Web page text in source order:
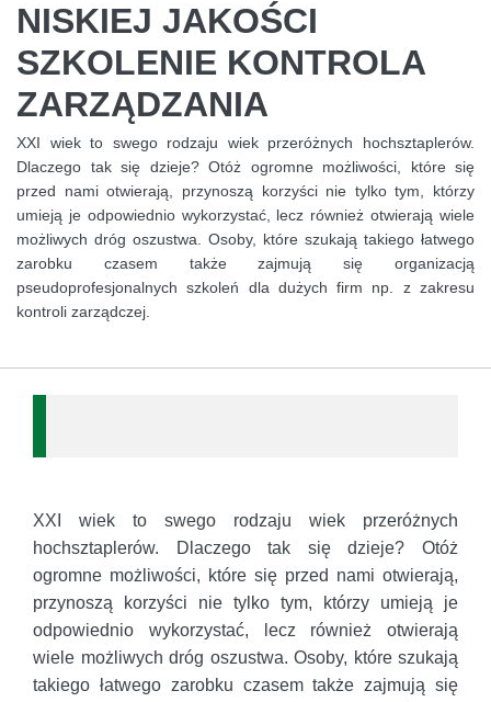
NISKIEJ JAKOŚCI
SZKOLENIE KONTROLA
ZARZĄDZANIA
XXI wiek to swego rodzaju wiek przeróżnych hochsztaplerów.
Dlaczego tak się dzieje? Otóż ogromne możliwości, które się
przed nami otwierają, przynoszą korzyści nie tylko tym, którzy
umieją je odpowiednio wykorzystać, lecz również otwierają wiele
możliwych dróg oszustwa. Osoby, które szukają takiego łatwego
zarobku czasem także zajmują się organizacją
pseudoprofesjonalnych szkoleń dla dużych firm np. z zakresu
kontroli zarządczej.
XXI wiek to swego rodzaju wiek przeróżnych
hochsztaplerów. Dlaczego tak się dzieje? Otóż
ogromne możliwości, które się przed nami otwierają,
przynoszą korzyści nie tylko tym, którzy umieją je
odpowiednio wykorzystać, lecz również otwierają
wiele możliwych dróg oszustwa. Osoby, które szukają
takiego łatwego zarobku czasem także zajmują się